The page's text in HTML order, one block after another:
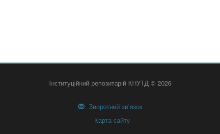
Інституційний репозитарій КНУТД © 2026
Зворотний зв’язок
Карта сайту